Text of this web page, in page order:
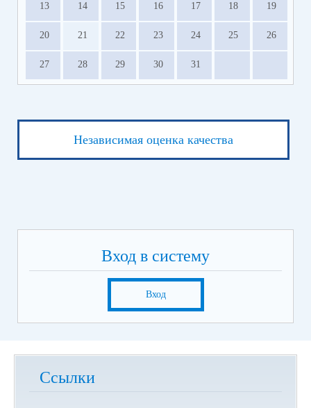
13 14 15 16 17 18 19
20 21 22 23 24 25 26
27 28 29 30 31
Независимая оценка качества
Вход в систему
Вход
Ссылки